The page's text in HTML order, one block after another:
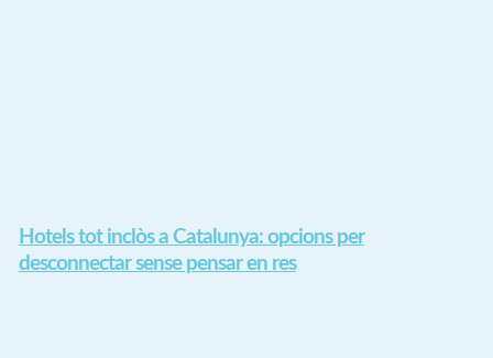
Hotels tot inclòs a Catalunya: opcions per
desconnectar sense pensar en res